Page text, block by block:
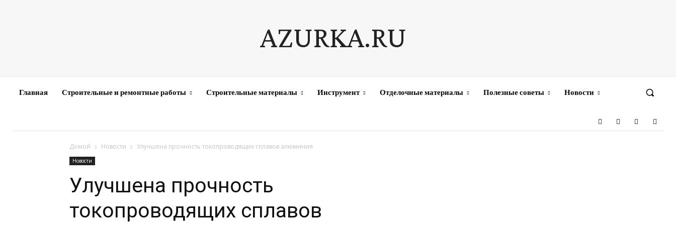
AZURKA.RU
Главная Строительные и ремонтные работы Строительные материалы Инструмент Отделочные материалы Полезные советы Новости
Домой Новости Улучшена прочность токопроводящих сплавов алюминия
Новости
Улучшена прочность
токопроводящих сплавов